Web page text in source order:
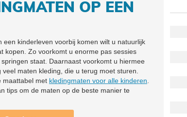
OP EEN
kinderleven voorbij komen wilt u natuurlijk
kopen. Zo voorkomt u enorme pas sessies
staat. Daarnaast voorkomt u hiermee
maten kleding, die u terug moet sturen.
maattabel met kledingmaten voor alle kinderen
tips om de maten op de beste manier te